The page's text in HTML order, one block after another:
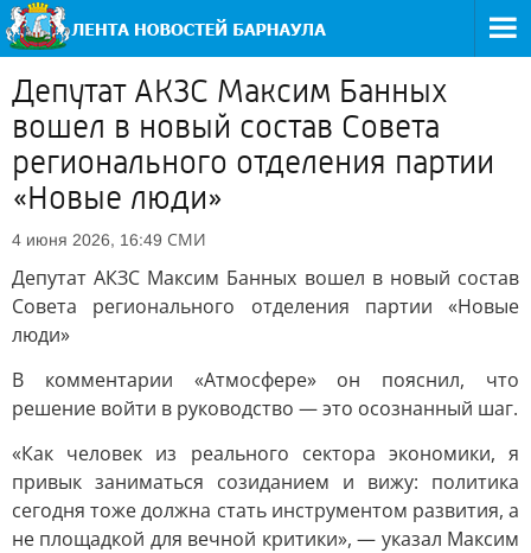
Депутат АКЗС Максим Банных
вошел в новый состав Совета
регионального отделения партии
«Новые люди»
4 июня 2026, 16:49 СМИ
Депутат АКЗС Максим Банных вошел в новый состав
Совета регионального отделения партии «Новые
люди»
В комментарии «Атмосфере» он пояснил, что
решение войти в руководство — это осознанный шаг.
«Как человек из реального сектора экономики, я
привык заниматься созиданием и вижу: политика
сегодня тоже должна стать инструментом развития, а
не площадкой для вечной критики», — указал Максим